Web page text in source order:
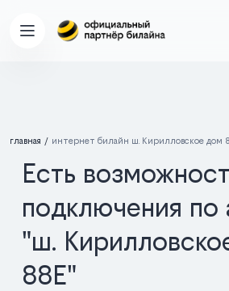
главная интернет билайн ш. Кирилловское дом
Есть
подключения по
"ш.
88Е"